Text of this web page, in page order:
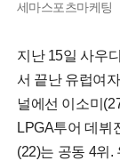
세마스포츠마케팅
지난 15일 사우
서 끝난 유럽여
널에선 이소미
LPGA투어 데뷔
(22)는 공동 4위.